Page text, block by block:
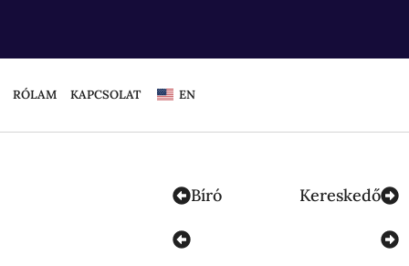
RÓLAM KAPCSOLAT EN
Bíró Kereskedő